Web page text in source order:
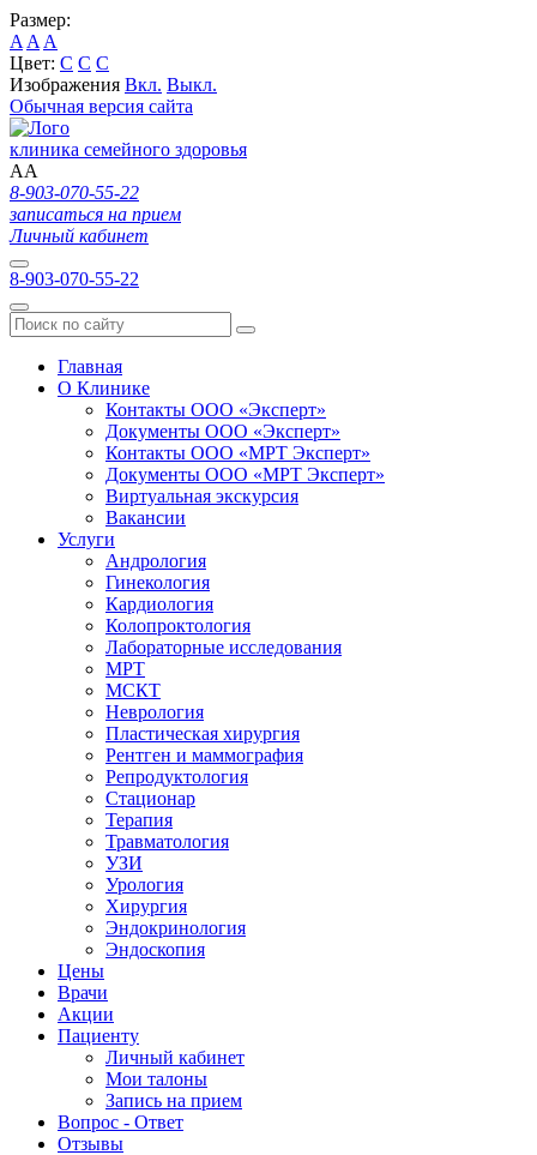
Размер:
A A A
Цвет: C C C
Изображения Вкл. Выкл.
Обычная версия сайта
клиника семейного здоровья
AA
8-903-070-55-22
записаться на прием
Личный кабинет
8-903-070-55-22
Главная
О Клинике
Контакты ООО «Эксперт»
Документы ООО «Эксперт»
Контакты ООО «МРТ Эксперт»
Документы ООО «МРТ Эксперт»
Виртуальная экскурсия
Вакансии
Услуги
Андрология
Гинекология
Кардиология
Колопроктология
Лабораторные исследования
МРТ
МСКТ
Неврология
Пластическая хирургия
Рентген и маммография
Репродуктология
Стационар
Терапия
Травматология
УЗИ
Урология
Хирургия
Эндокринология
Эндоскопия
Цены
Врачи
Акции
Пациенту
Личный кабинет
Мои талоны
Запись на прием
Вопрос - Ответ
Отзывы